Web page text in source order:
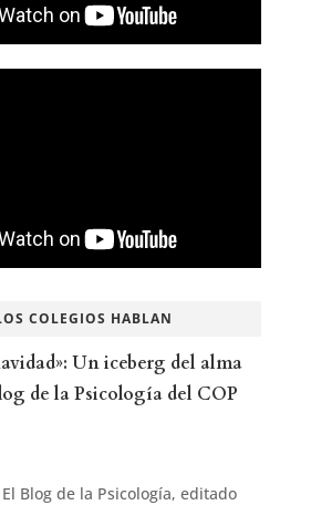
COLEGIOS HABLAN
Un iceberg del alma
de la Psicología del COP
Blog de la Psicología, editado